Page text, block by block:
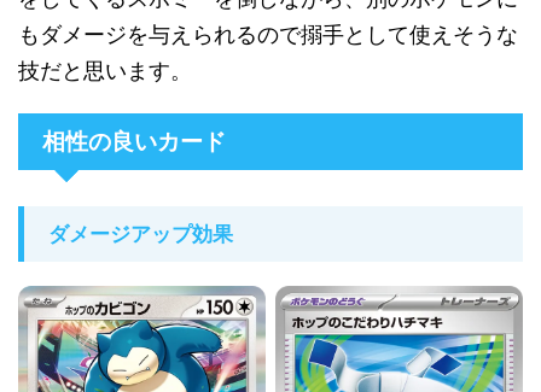
もダメージを与えられるので搦手として使えそうな
技だと思います。
相性の良いカード
ダメージアップ効果